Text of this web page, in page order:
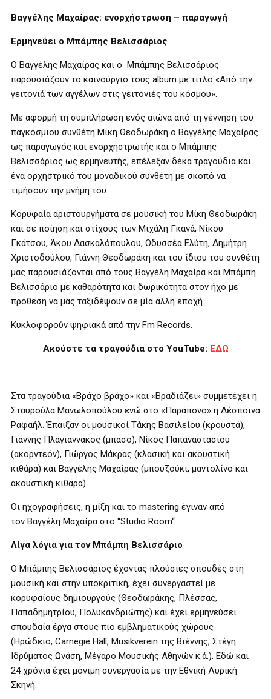
Βαγγέλης Μαχαίρας: ενορχήστρωση – παραγωγή
Ερμηνεύει ο Μπάμπης Βελισσάριος
Ο Βαγγέλης Μαχαίρας και ο Μπάμπης Βελισσάριος
παρουσιάζουν το καινούργιο τους album με τίτλο «Από την
γειτονιά των αγγέλων στις γειτονιές του κόσμου».
Με αφορμή τη συμπλήρωση ενός αιώνα από τη γέννηση του
παγκόσμιου συνθέτη Μίκη Θεοδωράκη ο Βαγγέλης Μαχαίρας
ως παραγωγός και ενορχηστρωτής και ο Μπάμπης
Βελισσάριος ως ερμηνευτής, επέλεξαν δέκα τραγούδια και
ένα ορχηστρικό του μοναδικού συνθέτη με σκοπό να
τιμήσουν την μνήμη του.
Κορυφαία αριστουργήματα σε μουσική του Μίκη Θεοδωράκη
και σε ποίηση και στίχους των Μιχάλη Γκανά, Νίκου
Γκάτσου, Άκου Δασκαλόπουλου, Οδυσσέα Ελύτη, Δημήτρη
Χριστοδούλου, Γιάννη Θεοδωράκη και του ίδιου του συνθέτη
μας παρουσιάζονται από τους Βαγγέλη Μαχαίρα και Μπάμπη
Βελισσάριο με καθαρότητα και δωρικότητα στον ήχο με
πρόθεση να μας ταξιδέψουν σε μία άλλη εποχή.
Κυκλοφορούν ψηφιακά από την Fm Records.
Ακούστε τα τραγούδια στο YouTube: ΕΔΩ
Στα τραγούδια «Βράχο βράχο» και «Βραδιάζει» συμμετέχει η
Σταυρούλα Μανωλοπούλου ενώ στο «Παράπονο» η Δέσποινα
Ραφαήλ. Έπαιξαν οι μουσικοί Τάκης Βασιλείου (κρουστά),
Γιάννης Πλαγιαννάκος (μπάσο), Νίκος Παπαναστασίου
(ακορντεόν), Γιώργος Μάκρας (κλασική και ακουστική
κιθάρα) και Βαγγέλης Μαχαίρας (μπουζούκι, μαντολίνο και
ακουστική κιθάρα)
Οι ηχογραφήσεις, η μίξη και το mastering έγιναν από
τον Βαγγέλη Μαχαίρα στο “Studio Room“.
Λίγα λόγια για τον Μπάμπη Βελισσάριο
Ο Μπάμπης Βελισσάριος έχοντας πλούσιες σπουδές στη
μουσική και στην υποκριτική, έχει συνεργαστεί με
κορυφαίους δημιουργούς (Θεοδωράκης, Πλέσσας,
Παπαδημητρίου, Πολυκανδριώτης) και έχει ερμηνεύσει
σπουδαία έργα στους πιο εμβληματικούς χώρους
(Ηρώδειο, Carnegie Hall, Musikverein της Βιέννης, Στέγη
Ιδρύματος Ωνάση, Μέγαρο Μουσικής Αθηνών κ.ά.). Εδώ και
24 χρόνια έχει μόνιμη συνεργασία με την Εθνική Λυρική
Σκηνή.